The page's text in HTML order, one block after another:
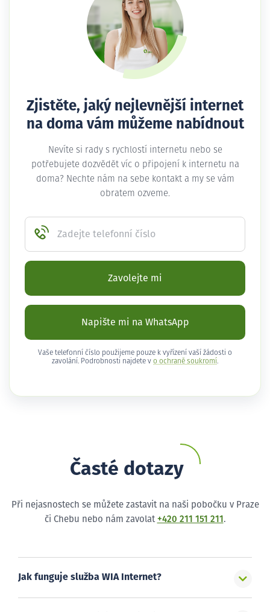
Zjistěte, jaký nejlevnější internet
na doma vám můžeme nabídnout
Nevíte si rady s rychlostí internetu nebo se
potřebujete dozvědět víc o připojení k internetu na
doma? Nechte nám na sebe kontakt a my se vám
obratem ozveme.
Zadejte telefonní číslo
Zavolejte mi
Napište mi na WhatsApp
Vaše telefonní číslo použijeme pouze k vyřízení vaší žádosti o
zavolání. Podrobnosti najdete v o ochraně soukromí .
Časté dotazy
Při nejasnostech se můžete zastavit na naši pobočku v Praze
či Chebu nebo nám zavolat +420 211 151 211 .
Jak funguje služba WIA Internet?